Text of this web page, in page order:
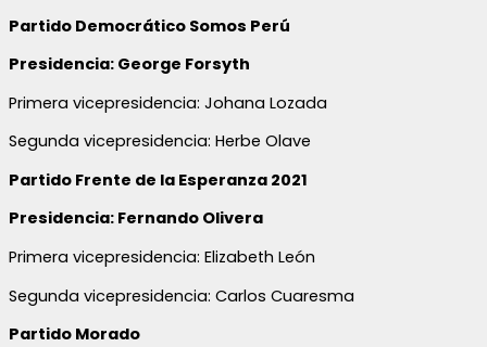
Partido Democrático Somos Perú
Presidencia: George Forsyth
Primera vicepresidencia: Johana Lozada
Segunda vicepresidencia: Herbe Olave
Partido Frente de la Esperanza 2021
Presidencia: Fernando Olivera
Primera vicepresidencia: Elizabeth León
Segunda vicepresidencia: Carlos Cuaresma
Partido Morado